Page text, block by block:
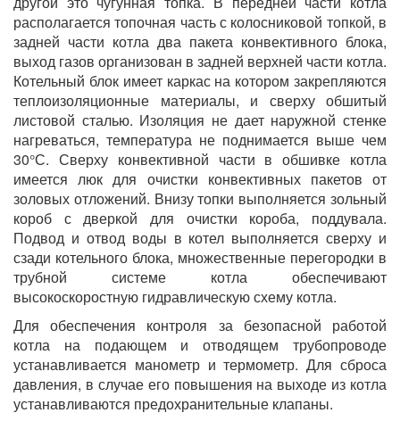
располагается топочная часть с колосниковой топкой, в
задней части котла два пакета конвективного блока,
выход газов организован в задней верхней части котла.
Котельный блок имеет каркас на котором закрепляются
теплоизоляционные материалы, и сверху обшитый
листовой сталью. Изоляция не дает наружной стенке
нагреваться, температура не поднимается выше чем
30°С. Сверху конвективной части в обшивке котла
имеется люк для очистки конвективных пакетов от
золовых отложений. Внизу топки выполняется зольный
короб с дверкой для очистки короба, поддувала.
Подвод и отвод воды в котел выполняется сверху и
сзади котельного блока, множественные перегородки в
трубной системе котла обеспечивают
высокоскоростную гидравлическую схему котла.
Для обеспечения контроля за безопасной работой
котла на подающем и отводящем трубопроводе
устанавливается манометр и термометр. Для сброса
давления, в случае его повышения на выходе из котла
устанавливаются предохранительные клапаны.